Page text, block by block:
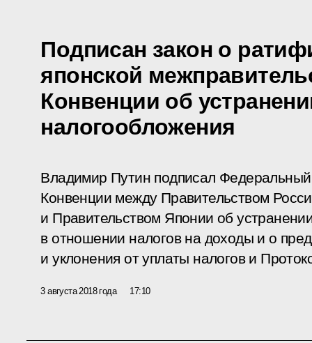
Подписан закон о
японской
Конвенции об
налогообложения
Владимир Путин подписал
Конвенции между Правительством
и Правительством Японии об
в отношении налогов на доходы и о
и уклонения от уплаты налогов и
3 августа 2018 года 17:10